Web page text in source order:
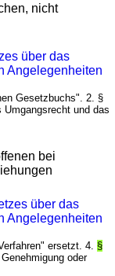
nicht
über das
Angelegenheiten
Gesetzbuchs". 2. §
Umgangsrecht und das
bei
über das
Angelegenheiten
ersetzt. 4. §
oder